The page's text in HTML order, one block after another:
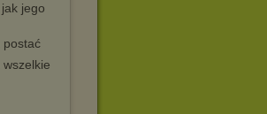
jego
postać
wszelkie